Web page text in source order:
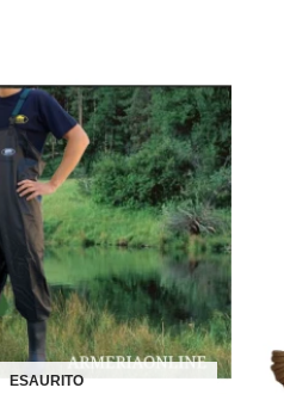
ESAURITO
prodotto
ha
più
varianti.
Le
opzioni
possono
essere
scelte
nella
pagina
del
prodotto